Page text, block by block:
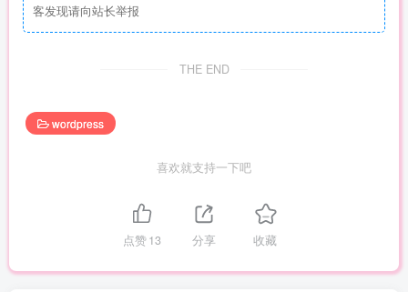
客发现请向站长举报
THE END
wordpress
喜欢就支持一下吧
点赞13 分享 收藏